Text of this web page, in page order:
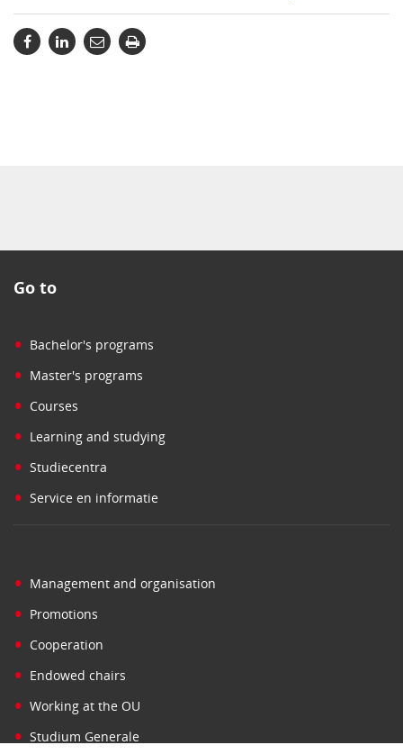
Go to
• Bachelor's programs
• Master's programs
• Courses
• Learning and studying
• Studiecentra
• Service en informatie
• Management and organisation
• Promotions
• Cooperation
• Endowed chairs
• Working at the OU
•Studium Generale